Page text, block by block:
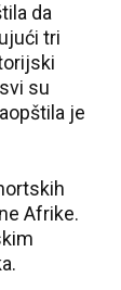
da
tri
su
je
Afrike.